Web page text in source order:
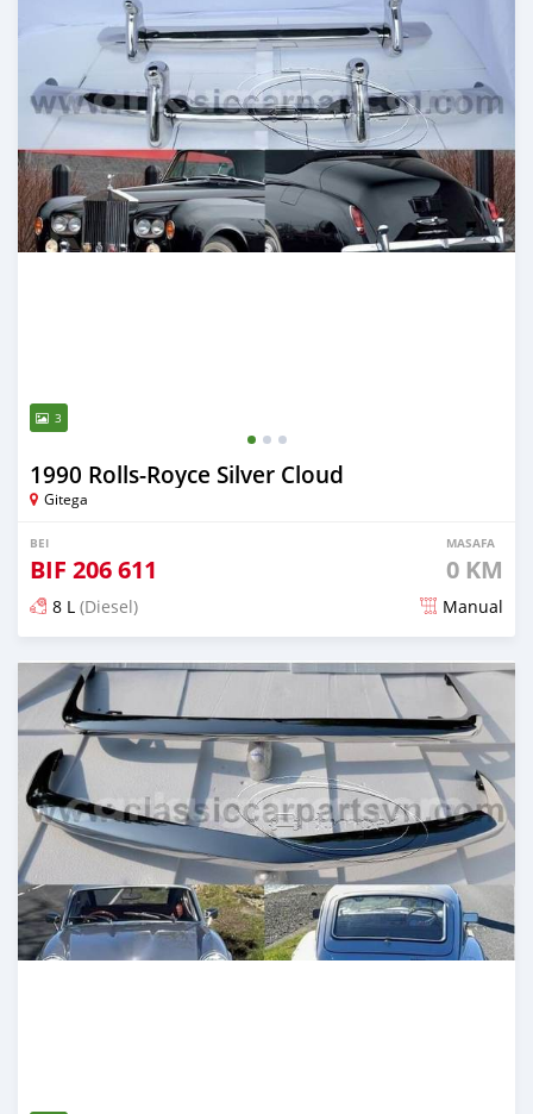
3
1990 Rolls-Royce Silver Cloud
Gitega
BEI
BIF 206 611
MASAFA
0 KM
8 L (Diesel) Manual
Ilitangazwa siku 19 iliopita